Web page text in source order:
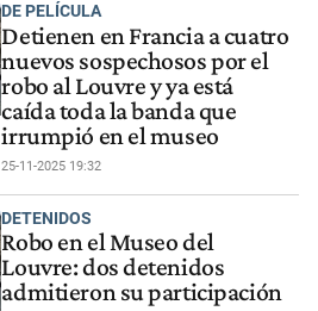
DE PELÍCULA
Detienen en Francia a cuatro
nuevos sospechosos por el
robo al Louvre y ya está
caída toda la banda que
irrumpió en el museo
25-11-2025 19:32
DETENIDOS
Robo en el Museo del
Louvre: dos detenidos
admitieron su participación